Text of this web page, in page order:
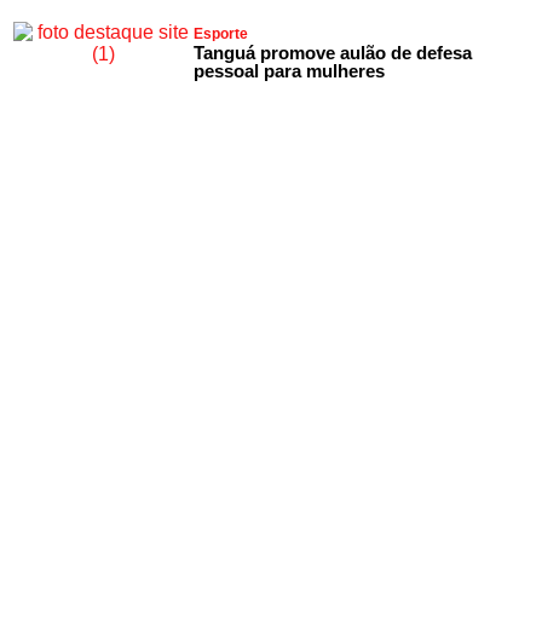
Esporte
Tanguá promove aulão de defesa
pessoal para mulheres